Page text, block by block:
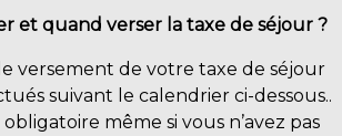
et quand verser la taxe de séjour ?
versement de votre taxe de séjour
suivant le calendrier ci-dessous..
même si vous n’avez pas